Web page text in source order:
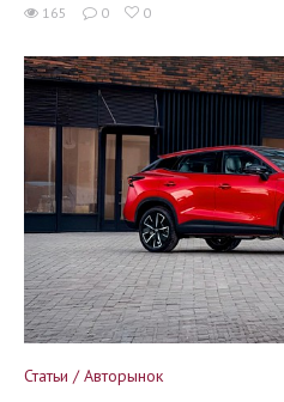
165 0 0
Статьи / Авторынок